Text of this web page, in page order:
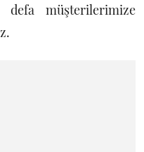
defa müşterilerimize